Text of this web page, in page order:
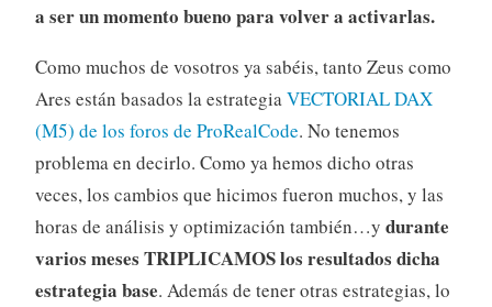
a ser un momento bueno para volver a activarlas.
Como muchos de vosotros ya sabéis, tanto Zeus como
Ares están basados la estrategia VECTORIAL DAX
(M5) de los foros de ProRealCode. No tenemos
problema en decirlo. Como ya hemos dicho otras
veces, los cambios que hicimos fueron muchos, y las
horas de análisis y optimización también…y durante
varios meses TRIPLICAMOS los resultados dicha
estrategia base. Además de tener otras estrategias, lo